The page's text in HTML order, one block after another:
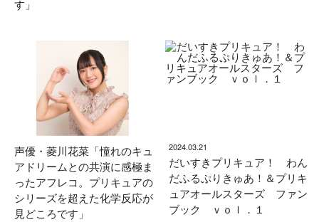
す」
声優・菱川花菜「憧れのキュ
アドリームとの共演に感極ま
ったアフレコ。プリキュアの
シリーズを超えた化学反応が
見どころです」
2024.03.21
だいすきプリキュア！ わん
だふるぷりきゅあ！＆プリキ
ュアオールスターズ ファン
ブック ｖｏｌ．１